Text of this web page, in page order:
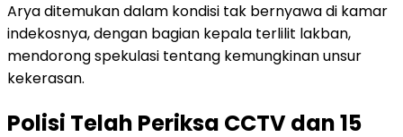
Arya ditemukan dalam kondisi tak bernyawa di kamar
indekosnya, dengan bagian kepala terlilit lakban,
mendorong spekulasi tentang kemungkinan unsur
kekerasan.
Polisi Telah Periksa CCTV dan 15